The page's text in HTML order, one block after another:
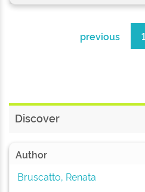
previous 1
Discover
Author
Bruscatto, Renata